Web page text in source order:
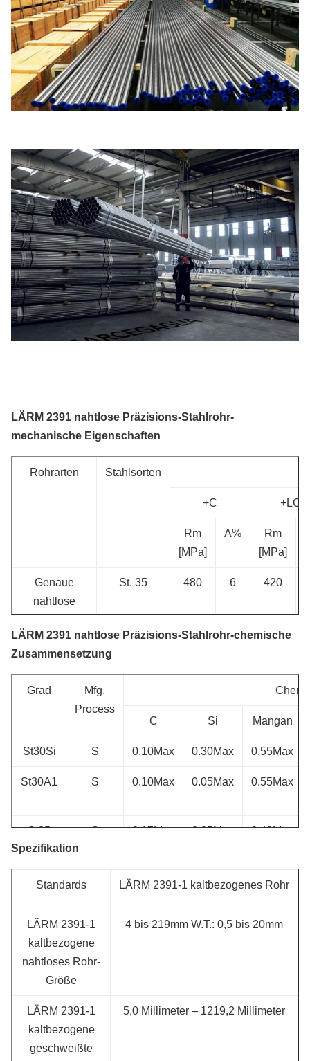
LÄRM 2391 nahtlose Präzisions-Stahlrohr-
mechanische Eigenschaften
Rohrarten Stahlsorten
+C +LC
Rm
[MPa]
A%
Rm
[MPa]
Genaue
nahtlose
St35, St45,
St52
entsprechend
LÄRM 2391
St. 35 480 6 420
St. 45 580 5 520
LÄRM 2391 nahtlose Präzisions-Stahlrohr-chemische
Zusammensetzung
Grad
Mfg.
Process
C Si Mangan
St30Si S 0.10Max 0.30Max 0.55Max
St30A1 S 0.10Max 0.05Max 0.55Max
St35 S 0.17Max 0.35Max 0.40Max
St52 0.22Max 0.55Max 1.60Max
Spezifikation
Standards LÄRM 2391-1 kaltbezogenes Rohr
LÄRM 2391-1
kaltbezogene
nahtloses Rohr-
Größe
4 bis 219mm W.T.: 0,5 bis 20mm
LÄRM 2391-1
kaltbezogene
geschweißte
5,0 Millimeter – 1219,2 Millimeter